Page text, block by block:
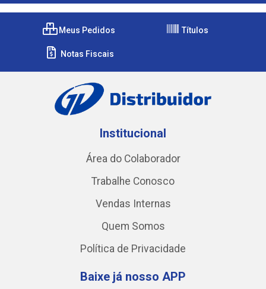
Meus Pedidos Títulos
Notas Fiscais
Institucional
Área do Colaborador
Trabalhe Conosco
Vendas Internas
Quem Somos
Política de Privacidade
Baixe já nosso APP